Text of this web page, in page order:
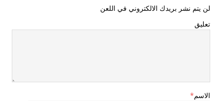
لن يتم نشر بريدك الالكتروني في اللعن
تعليق
الاسم*